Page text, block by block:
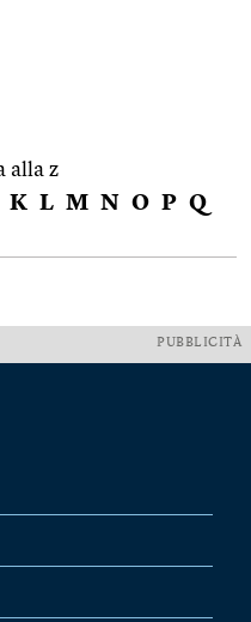
alla z
K L M N O P Q
PUBBLICITÀ